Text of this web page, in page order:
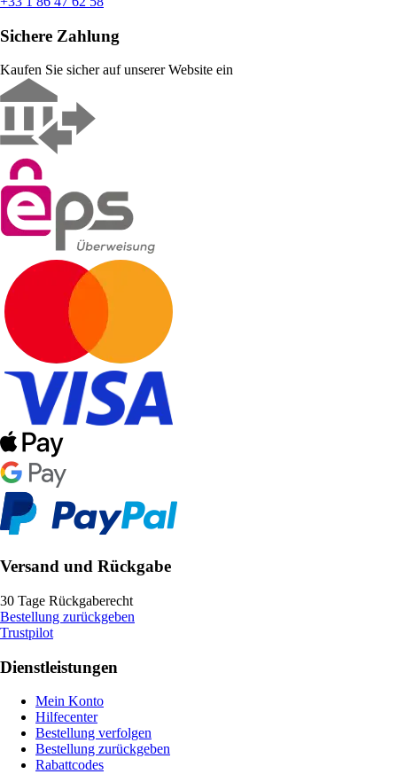
Sichere Zahlung
Kaufen Sie sicher auf unserer Website ein
Versand und Rückgabe
30 Tage Rückgaberecht
Bestellung zurückgeben
Trustpilot
Dienstleistungen
Mein Konto
Hilfecenter
Bestellung verfolgen
Bestellung zurückgeben
Rabattcodes